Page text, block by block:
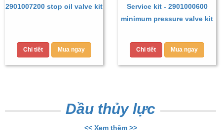
2901007200 stop oil valve kit
Chi tiết Mua ngay
Service kit - 2901000600
minimum pressure valve kit
Chi tiết Mua ngay
Dầu thủy lực
<< Xem thêm >>